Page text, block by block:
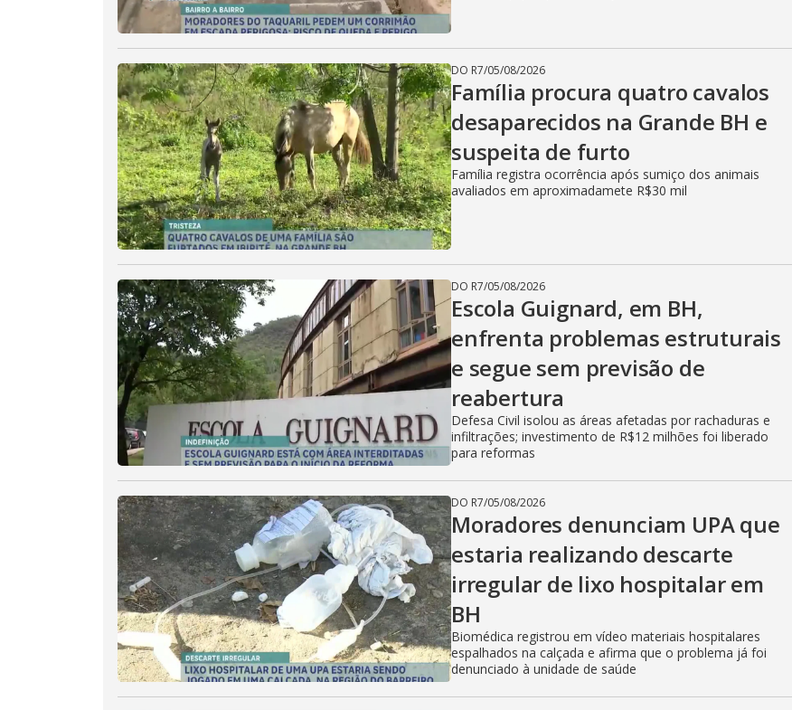
DO R7/05/08/2026
Família procura quatro cavalos
desaparecidos na Grande BH e
suspeita de furto
Família registra ocorrência após sumiço dos animais
avaliados em aproximadamete R$30 mil
DO R7/05/08/2026
Escola Guignard, em BH,
enfrenta problemas estruturais
e segue sem previsão de
reabertura
Defesa Civil isolou as áreas afetadas por rachaduras e
infiltrações; investimento de R$12 milhões foi liberado
para reformas
DO R7/05/08/2026
Moradores denunciam UPA que
estaria realizando descarte
irregular de lixo hospitalar em
BH
Biomédica registrou em vídeo materiais hospitalares
espalhados na calçada e afirma que o problema já foi
denunciado à unidade de saúde